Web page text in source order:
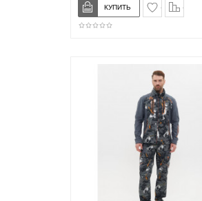
в закладки